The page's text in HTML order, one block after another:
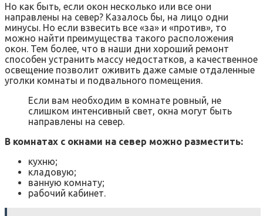
Но как быть, если окон несколько или все они
направлены на север? Казалось бы, на лицо одни
минусы. Но если взвесить все «за» и «против», то
можно найти преимущества такого расположения
окон. Тем более, что в наши дни хороший ремонт
способен устранить массу недостатков, а качественное
освещение позволит оживить даже самые отдаленные
уголки комнаты и подвального помещения.
Если вам необходим в комнате ровный, не
слишком интенсивный свет, окна могут быть
направлены на север.
В комнатах с окнами на север можно разместить:
кухню;
кладовую;
ванную комнату;
рабочий кабинет.